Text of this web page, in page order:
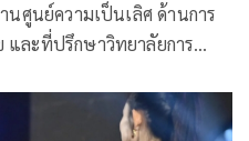
ศูนย์ความเป็นเลิศ ด้านการ
ละที่ปรึกษาวิทยาลัยการ